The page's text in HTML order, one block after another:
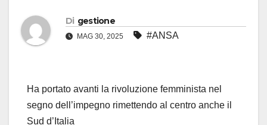
Di gestione
MAG 30, 2025 #ANSA
Ha portato avanti la rivoluzione femminista nel
segno dell’impegno rimettendo al centro anche il
Sud d’Italia